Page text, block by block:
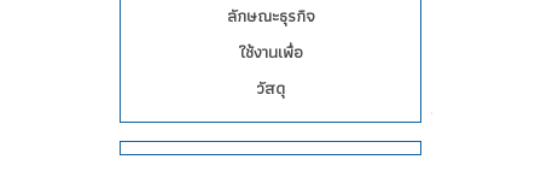
ลักษณะธุรกิจ
ใช้งานเพื่อ
วัสดุ